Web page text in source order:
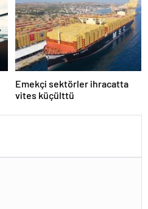
Emekçi sektörler ihracatta
vites küçülttü